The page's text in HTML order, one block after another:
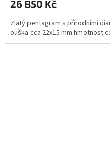
26 850 Kč
Zlatý pentagram s přírodními
ouška cca 22x15 mm hmotnost